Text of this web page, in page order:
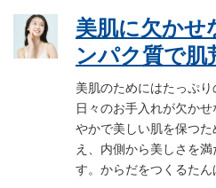
美肌に欠か
ンパク質で肌
美肌のためにはたっぷ
日々のお手入れが欠か
やかで美しい肌を保つ
え、内側から美しさを
す。からだをつくるた